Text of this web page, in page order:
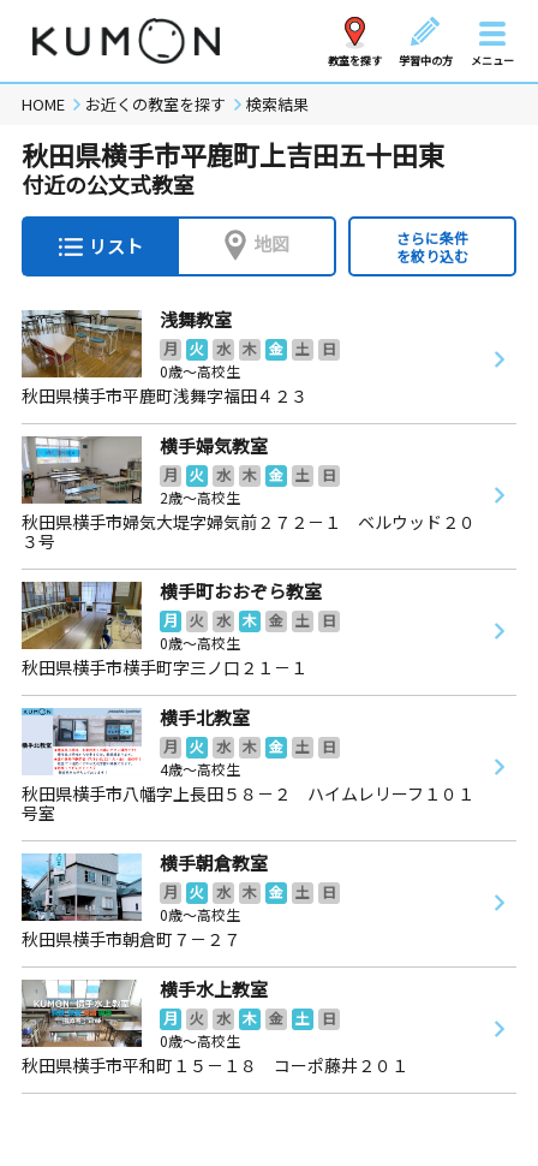
教室を探す 学習中の方 メニュー
HOME お近くの教室を探す 検索結果
秋田県横手市平鹿町上吉田五十田東
付近の公文式教室
リスト 地図
さらに条件
を絞り込む
浅舞教室
月 火 水 木 金 土
日
0歳～高校生
秋田県横手市平鹿町浅舞字福田４２３
横手婦気教室
月 火 水 木 金 土
日
2歳～高校生
秋田県横手市婦気大堤字婦気前２７２－１ ベルウッド２０
３号
横手町おおぞら教室
月 火 水 木 金 土
日
0歳～高校生
秋田県横手市横手町字三ノ口２１－１
横手北教室
月 火 水 木 金 土
日
4歳～高校生
秋田県横手市八幡字上長田５８－２ ハイムレリーフ１０１
号室
横手朝倉教室
月 火 水 木 金 土
日
0歳～高校生
秋田県横手市朝倉町７－２７
横手水上教室
月 火 水 木 金 土
日
0歳～高校生
秋田県横手市平和町１５－１８ コーポ藤井２０１